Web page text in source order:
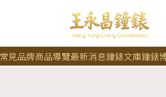
常見品牌商品導覽最新消息鐘錶文庫鐘錶